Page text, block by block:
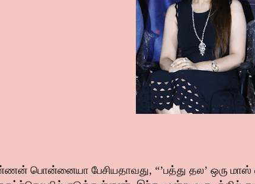
பொன்னையா பேசியதாவது, “’பத்து தல’ ஒரு